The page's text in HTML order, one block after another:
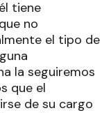
tiene
no
el tipo de
la seguiremos
que el
de su cargo